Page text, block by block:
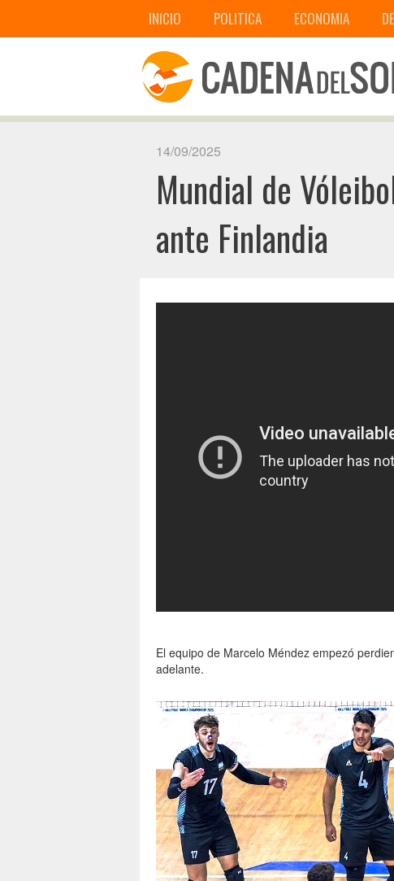
INICIO POLITICA ECONOMIA
14/09/2025
Mundial de
ante Finlandia
El equipo de Marcelo Méndez empezó
adelante.